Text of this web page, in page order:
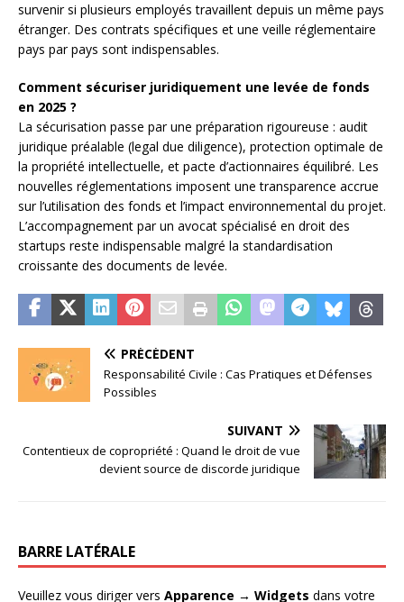
survenir si plusieurs employés travaillent depuis un même pays
étranger. Des contrats spécifiques et une veille réglementaire
pays par pays sont indispensables.
Comment sécuriser juridiquement une levée de fonds
en 2025 ?
La sécurisation passe par une préparation rigoureuse : audit
juridique préalable (legal due diligence), protection optimale de
la propriété intellectuelle, et pacte d’actionnaires équilibré. Les
nouvelles réglementations imposent une transparence accrue
sur l’utilisation des fonds et l’impact environnemental du projet.
L’accompagnement par un avocat spécialisé en droit des
startups reste indispensable malgré la standardisation
croissante des documents de levée.
PRÉCÉDENT
Responsabilité Civile : Cas Pratiques et Défenses
Possibles
SUIVANT
Contentieux de copropriété : Quand le droit de vue
devient source de discorde juridique
BARRE LATÉRALE
Veuillez vous diriger vers Apparence → Widgets dans votre